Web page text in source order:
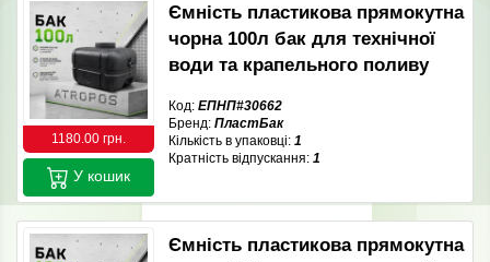
1180.00 грн.
Ємність пластикова прямокутна
чорна 100л бак для технічної
води та крапельного поливу
Код: ЕПНП#30662
Бренд: ПластБак
Кількість в упаковці: 1
Кратність відпускання: 1
У кошик
Ємність пластикова прямокутна